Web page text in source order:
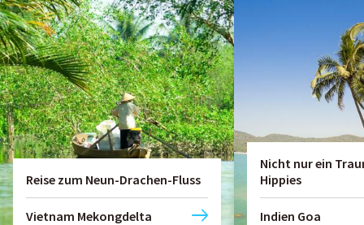
Reise zum Neun-Drachen-Fluss
Vietnam Mekongdelta
Nicht nur ein
Hippies
Indien Goa